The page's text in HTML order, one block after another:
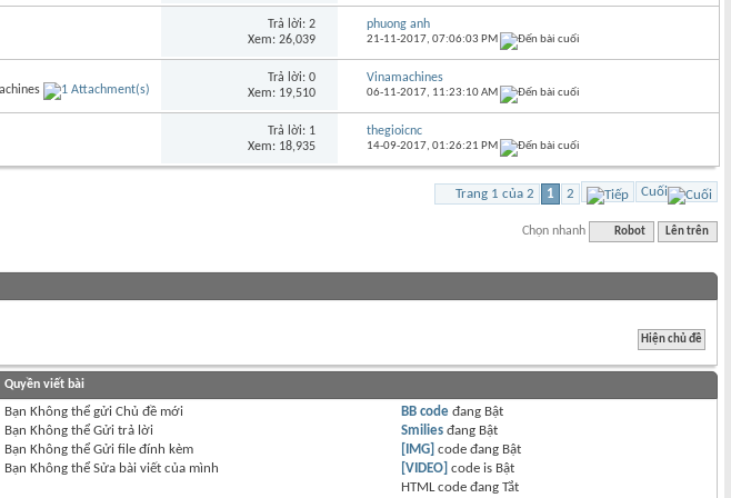
Trả lời: 2
Xem: 26,039
phuong anh
21-11-2017,07:06:03 PM
Trả lời: 0
Xem: 19,510
Vinamachines
06-11-2017, 11:23:10 AM
Trả lời: 1
Xem: 18,935
thegioicnc
14-09-2017,01:26:21 PM
Trang 1 của 2 1 2 Cuối
Chọn nhanh Robot Lên trên
Quyền viết bài
Bạn Không thểgửi Chủ đề mới
Bạn Không thểGửi trả lời
Bạn Không thểGửi file đính kèm
Bạn Không thểSửa bài viết của mình
BB code đang Bật
Smilies đang Bật
[IMG] code đang Bật
[VIDEO] code is Bật
HTML code đangTắt